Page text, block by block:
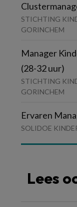
STICHTING
GORINCHEM
Manager
(28-32 uur)
STICHTING
GORINCHEM
Ervaren
SOLIDOE
Lees